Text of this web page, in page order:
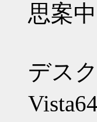
思案中
デス